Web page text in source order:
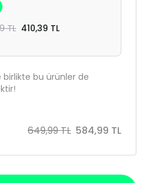
TL 410,39 TL
birlikte bu ürünler de
649,99 TL 584,99 TL